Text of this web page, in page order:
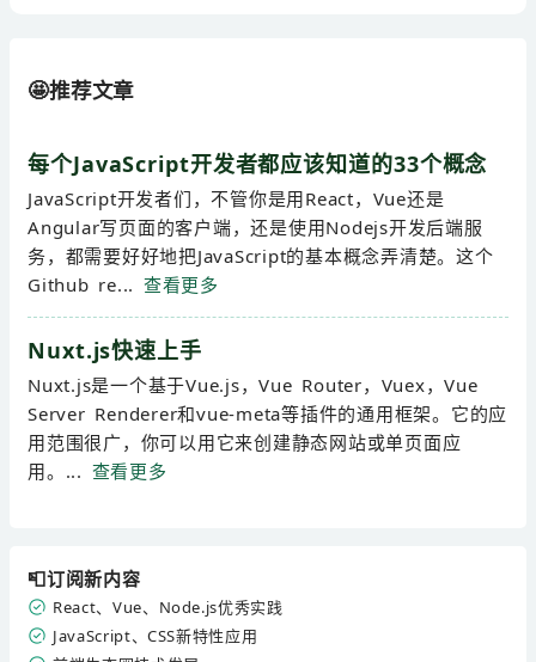
🤩推荐文章
每个JavaScript开发者都应该知道的33个概念
JavaScript开发者们，不管你是用React，Vue还是
Angular写页面的客户端，还是使用Nodejs开发后端服
务，都需要好好地把JavaScript的基本概念弄清楚。这个
Github re... 查看更多
Nuxt.js快速上手
Nuxt.js是一个基于Vue.js，Vue Router，Vuex，Vue
Server Renderer和vue-meta等插件的通用框架。它的应
用范围很广，你可以用它来创建静态网站或单页面应
用。... 查看更多
📮订阅新内容
React、Vue、Node.js优秀实践
JavaScript、CSS新特性应用